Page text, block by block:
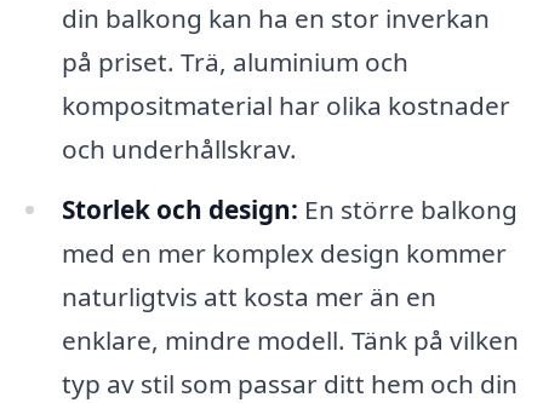
din balkong kan ha en stor inverkan
på priset. Trä, aluminium och
kompositmaterial har olika kostnader
och underhållskrav.
Storlek och design: En större balkong
med en mer komplex design kommer
naturligtvis att kosta mer än en
enklare, mindre modell. Tänk på vilken
typ av stil som passar ditt hem och din